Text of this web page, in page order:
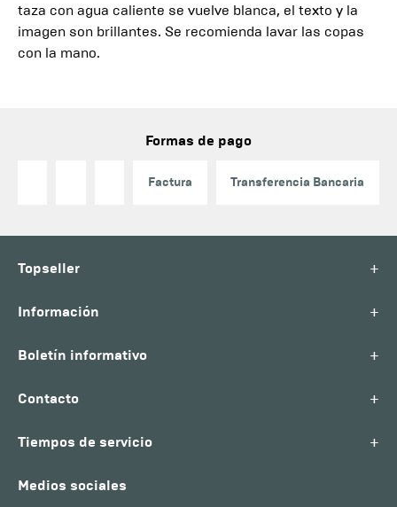
taza con agua caliente se vuelve blanca, el texto y la
imagen son brillantes. Se recomienda lavar las copas
con la mano.
Formas de pago
Factura Transferencia Bancaria
Topseller +
Información +
Boletín informativo +
Contacto +
Tiempos de servicio +
Medios sociales